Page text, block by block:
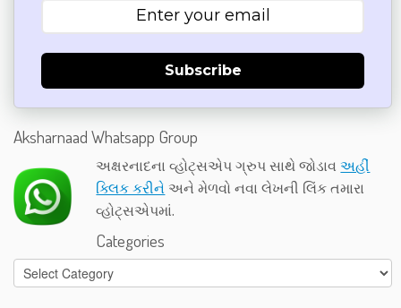
Subscribe
Aksharnaad Whatsapp Group
અક્ષરનાદના વ્હોટ્સએપ ગ્રુપ સાથે જોડાવઅહીં
ક્લિક કરીને અને મેળવો નવા લેખની લિંક તમારા
વ્હોટ્સએપમાં.
Categories
Categories